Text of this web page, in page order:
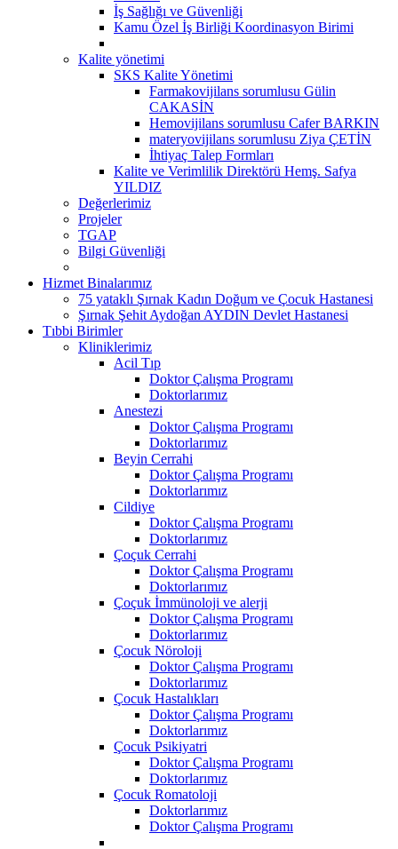
İş Sağlığı ve Güvenliği
Kamu Özel İş Birliği Koordinasyon Birimi
Kalite yönetimi
SKS Kalite Yönetimi
Farmakovijilans sorumlusu Gülin
CAKASİN
Hemovijilans sorumlusu Cafer BARKIN
materyovijilans sorumlusu Ziya ÇETİN
İhtiyaç Talep Formları
Kalite ve Verimlilik Direktörü Hemş. Safya
YILDIZ
Değerlerimiz
Projeler
TGAP
Bilgi Güvenliği
Hizmet Binalarımız
75 yataklı Şırnak Kadın Doğum ve Çocuk Hastanesi
Şırnak Şehit Aydoğan AYDIN Devlet Hastanesi
Tıbbi Birimler
Kliniklerimiz
Acil Tıp
Doktor Çalışma Programı
Doktorlarımız
Anestezi
Doktor Çalışma Programı
Doktorlarımız
Beyin Cerrahi
Doktor Çalışma Programı
Doktorlarımız
Cildiye
Doktor Çalışma Programı
Doktorlarımız
Çoçuk Cerrahi
Doktor Çalışma Programı
Doktorlarımız
Çoçuk İmmünoloji ve alerji
Doktor Çalışma Programı
Doktorlarımız
Çocuk Nöroloji
Doktor Çalışma Programı
Doktorlarımız
Çocuk Hastalıkları
Doktor Çalışma Programı
Doktorlarımız
Çocuk Psikiyatri
Doktor Çalışma Programı
Doktorlarımız
Çocuk Romatoloji
Doktorlarımız
Doktor Çalışma Programı